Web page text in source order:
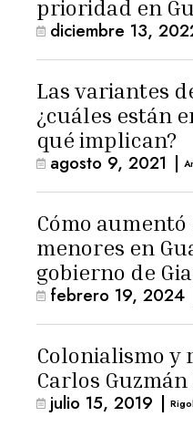
prioridad en
diciembre 13,
Las variantes
¿cuáles están
qué implican?
agosto 9, 2021 |
Cómo
menores en
gobierno de
reaccionara
febrero 19, 2024
Colonialismo y
Carlos
julio 15, 2019 |